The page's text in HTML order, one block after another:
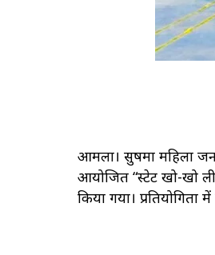
आमला। सुषमा महिला
आयोजित “स्टेट खो-खो
किया गया।